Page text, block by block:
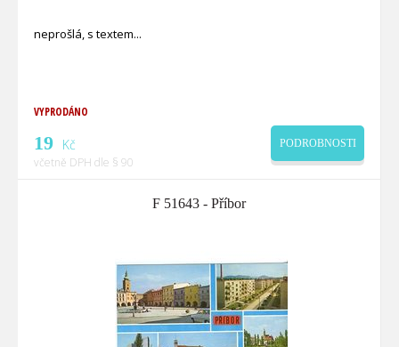
neprošlá, s textem
VYPRODÁNO
19 Kč
včetně DPH dle § 90
PODROBNOSTI
F 51643 - Příbor